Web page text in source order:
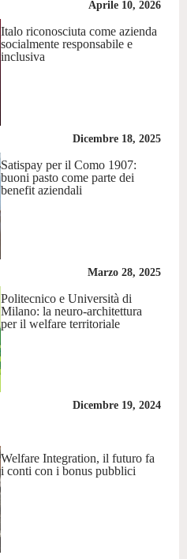
Aprile 10, 2026
Italo riconosciuta come azienda
socialmente responsabile e
inclusiva
Dicembre 18, 2025
Satispay per il Como 1907:
buoni pasto come parte dei
benefit aziendali
Marzo 28, 2025
Politecnico e Università di
Milano: la neuro-architettura
per il welfare territoriale
Dicembre 19, 2024
Welfare Integration, il futuro fa
i conti con i bonus pubblici